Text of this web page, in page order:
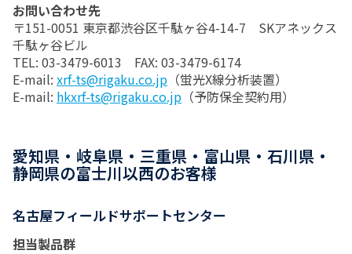
お問い合わせ先
〒151-0051 東京都渋谷区千駄ヶ谷4-14-7 SKアネックス
千駄ヶ谷ビル
TEL: 03-3479-6013 FAX: 03-3479-6174
E-mail: xrf-ts@rigaku.co.jp （蛍光X線分析装置）
E-mail: hkxrf-ts@rigaku.co.jp （予防保全契約用）
愛知県・岐阜県・三重県・富山県・石川県・
静岡県の富士川以西のお客様
名古屋フィールドサポートセンター
担当製品群